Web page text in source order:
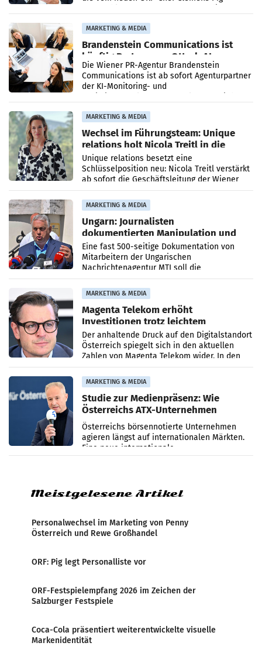
MARKETING & MEDIA
Brandenstein Communications ist
künftig Partner von OtterlyAI
Die Wiener PR-Agentur Brandenstein
Communications ist ab sofort Agenturpartner
der KI-Monitoring- und
MARKETING & MEDIA
Wechsel im Führungsteam: Unique
relations holt Nicola Treitl in die
Geschäftsleitung
Unique relations besetzt eine
Schlüsselposition neu: Nicola Treitl verstärkt
ab sofort die Geschäftsleitung der Wiener
PR-Agentur an der Seite von Josef Kalina und
Anna Kalina-Mahr.
MARKETING & MEDIA
Ungarn: Journalisten
dokumentierten Manipulation und
Zensur
Eine fast 500-seitige Dokumentation von
Mitarbeitern der Ungarischen
Nachrichtenagentur MTI soll die
systematische Nachrichten-Manipulation und
Zensur bei der Agentur während der Zeit
MARKETING & MEDIA
Magenta Telekom erhöht
Investitionen trotz leichtem
Umsatzrückgang
Der anhaltende Druck auf den Digitalstandort
Österreich spiegelt sich in den aktuellen
Zahlen von Magenta Telekom wider. In den
ersten sechs Monaten des laufenden Jahres
verzeichnete
MARKETING & MEDIA
Studie zur Medienpräsenz: Wie
Österreichs ATX-Unternehmen
international wahrgenommen
werden
Österreichs börsennotierte Unternehmen
agieren längst auf internationalen Märkten.
Eine neue internationale
Medienresonanzanalyse untersucht die
Meistgelesene Artikel
Personalwechsel im Marketing von Penny
Österreich und Rewe Großhandel
ORF: Pig legt Personalliste vor
ORF-Festspielempfang 2026 im Zeichen der
Salzburger Festspiele
Coca-Cola präsentiert weiterentwickelte visuelle
Markenidentität